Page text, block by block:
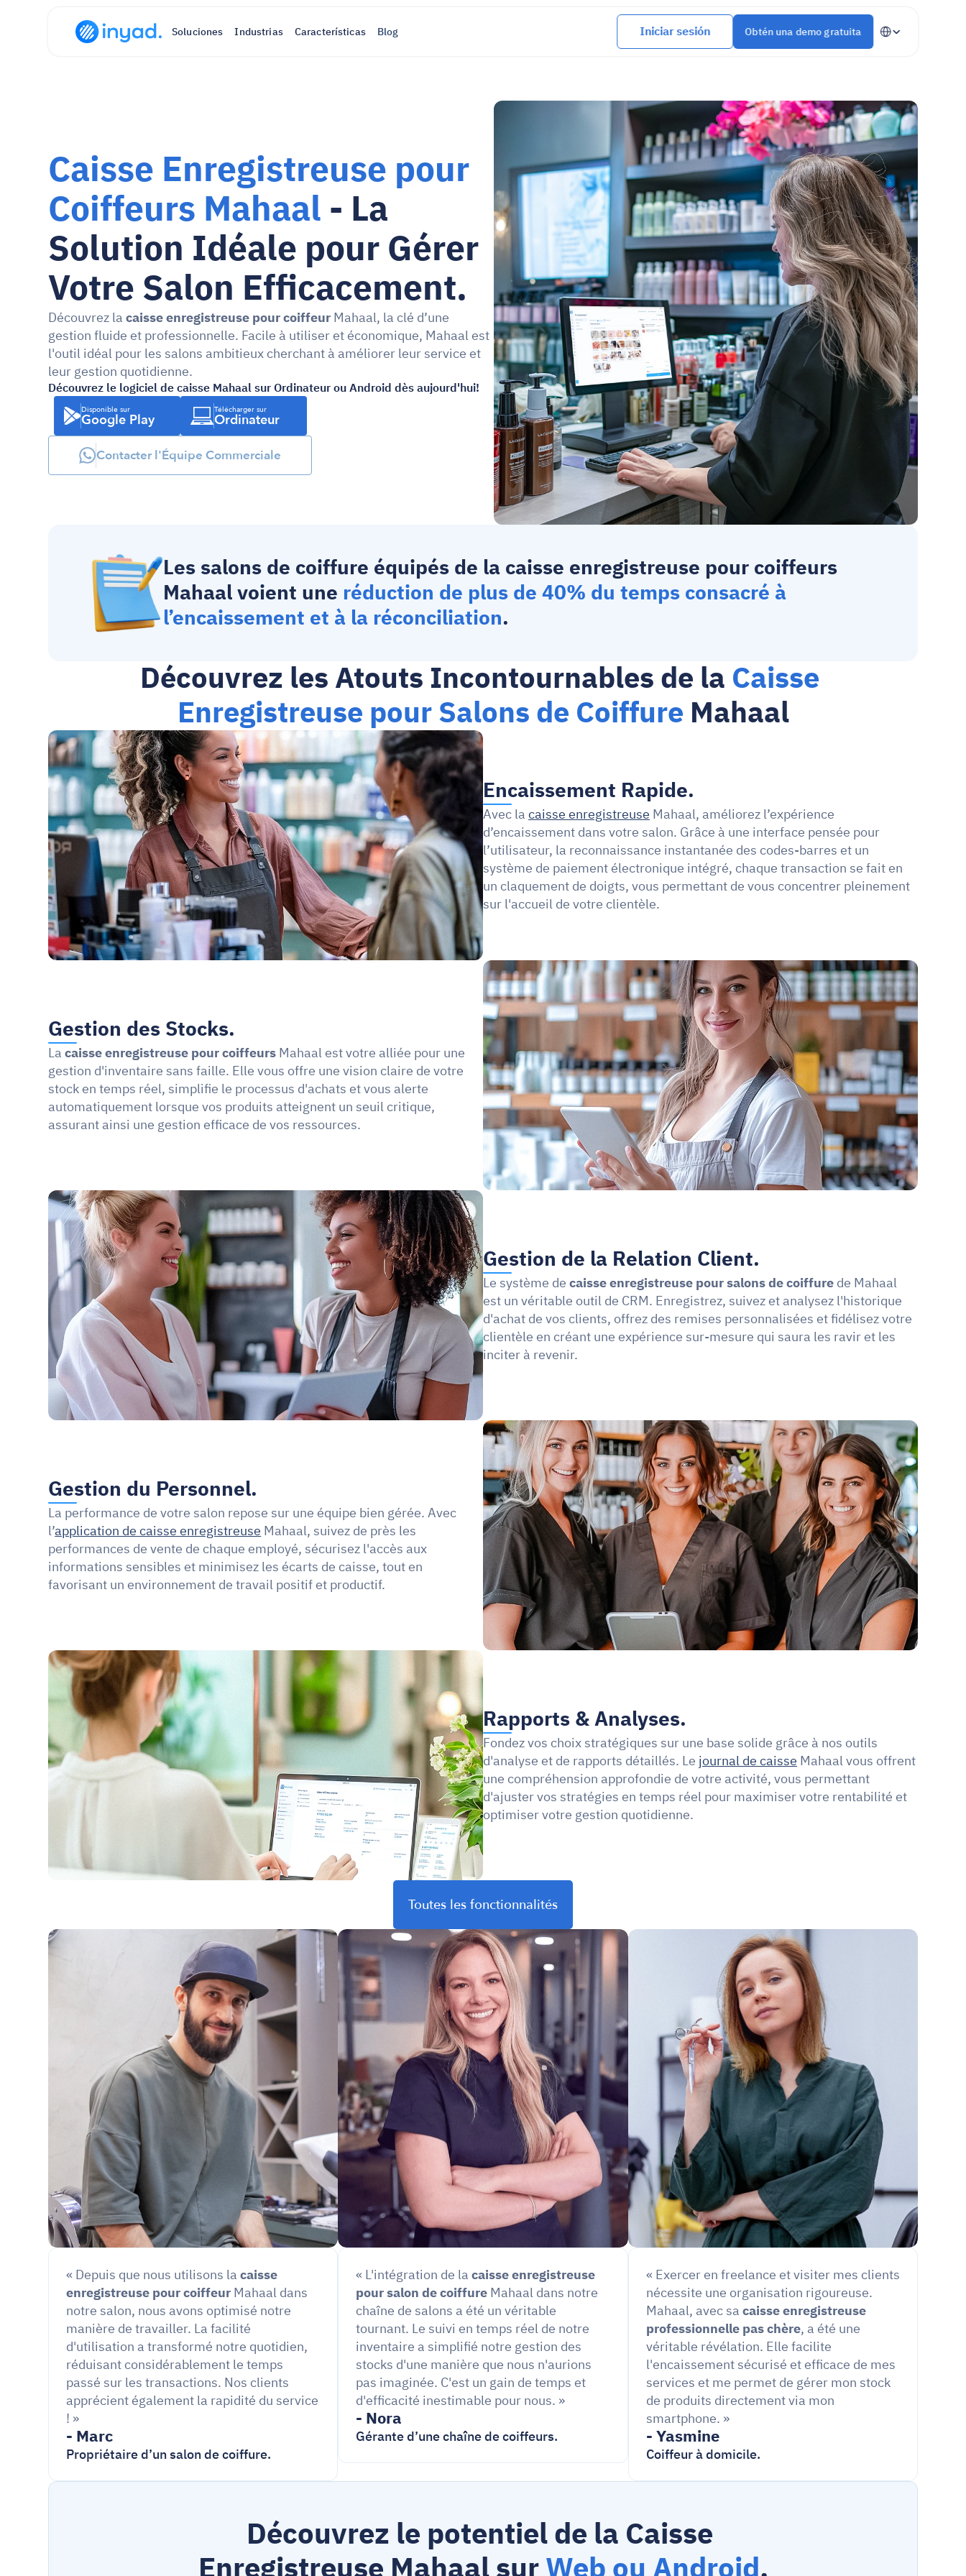
Caisse Enregistreuse pour
Coiffeurs Mahaal - La
Solution Idéale pour Gérer
Votre Salon Efficacement.
Découvrez la caisse enregistreuse pour coiffeur Mahaal, la clé d’une
gestion fluide et professionnelle. Facile à utiliser et économique, Mahaal est
l'outil idéal pour les salons ambitieux cherchant à améliorer leur service et
leur gestion quotidienne.
Découvrez le logiciel de caisse Mahaal sur Ordinateur ou Android dès aujourd'hui!
Disponible sur
Google Play
Télécharger sur
Ordinateur
Contacter l'Équipe Commerciale
Les salons de coiffure équipés de la caisse enregistreuse pour coiffeurs
Mahaal voient une réduction de plus de 40% du temps consacré à
l’encaissement et à la réconciliation.
Découvrez les Atouts Incontournables de la Caisse
Enregistreuse pour Salons de Coiffure Mahaal
Encaissement Rapide.
Avec la caisse enregistreuse Mahaal, améliorez l’expérience
d’encaissement dans votre salon. Grâce à une interface pensée pour
l’utilisateur, la reconnaissance instantanée des codes-barres et un
système de paiement électronique intégré, chaque transaction se fait en
un claquement de doigts, vous permettant de vous concentrer pleinement
sur l'accueil de votre clientèle.
Gestion des Stocks.
La caisse enregistreuse pour coiffeurs Mahaal est votre alliée pour une
gestion d'inventaire sans faille. Elle vous offre une vision claire de votre
stock en temps réel, simplifie le processus d'achats et vous alerte
automatiquement lorsque vos produits atteignent un seuil critique,
assurant ainsi une gestion efficace de vos ressources.
Gestion de la Relation Client.
Le système de caisse enregistreuse pour salons de coiffure de Mahaal
est un véritable outil de CRM. Enregistrez, suivez et analysez l'historique
d'achat de vos clients, offrez des remises personnalisées et fidélisez votre
clientèle en créant une expérience sur-mesure qui saura les ravir et les
inciter à revenir.
Gestion du Personnel.
La performance de votre salon repose sur une équipe bien gérée. Avec
l’application de caisse enregistreuse Mahaal, suivez de près les
performances de vente de chaque employé, sécurisez l'accès aux
informations sensibles et minimisez les écarts de caisse, tout en
favorisant un environnement de travail positif et productif.
Rapports & Analyses.
Fondez vos choix stratégiques sur une base solide grâce à nos outils
d'analyse et de rapports détaillés. Le journal de caisse Mahaal vous offrent
une compréhension approfondie de votre activité, vous permettant
d'ajuster vos stratégies en temps réel pour maximiser votre rentabilité et
optimiser votre gestion quotidienne.
Toutes les fonctionnalités
« Depuis que nous utilisons la caisse
enregistreuse pour coiffeur Mahaal dans
notre salon, nous avons optimisé notre
manière de travailler. La facilité
d'utilisation a transformé notre quotidien,
réduisant considérablement le temps
passé sur les transactions. Nos clients
apprécient également la rapidité du service
! »
- Marc
Propriétaire d’un salon de coiffure.
« L'intégration de la caisse enregistreuse
pour salon de coiffure Mahaal dans notre
chaîne de salons a été un véritable
tournant. Le suivi en temps réel de notre
inventaire a simplifié notre gestion des
stocks d'une manière que nous n'aurions
pas imaginée. C'est un gain de temps et
d'efficacité inestimable pour nous. »
- Nora
Gérante d’une chaîne de coiffeurs.
« Exercer en freelance et visiter mes clients
nécessite une organisation rigoureuse.
Mahaal, avec sa caisse enregistreuse
professionnelle pas chère, a été une
véritable révélation. Elle facilite
l'encaissement sécurisé et efficace de mes
services et me permet de gérer mon stock
de produits directement via mon
smartphone. »
- Yasmine
Coiffeur à domicile.
Découvrez le potentiel de la Caisse
Soluciones Industrias Características Blog Iniciar sesión Obtén una demo gratuita
Select Language